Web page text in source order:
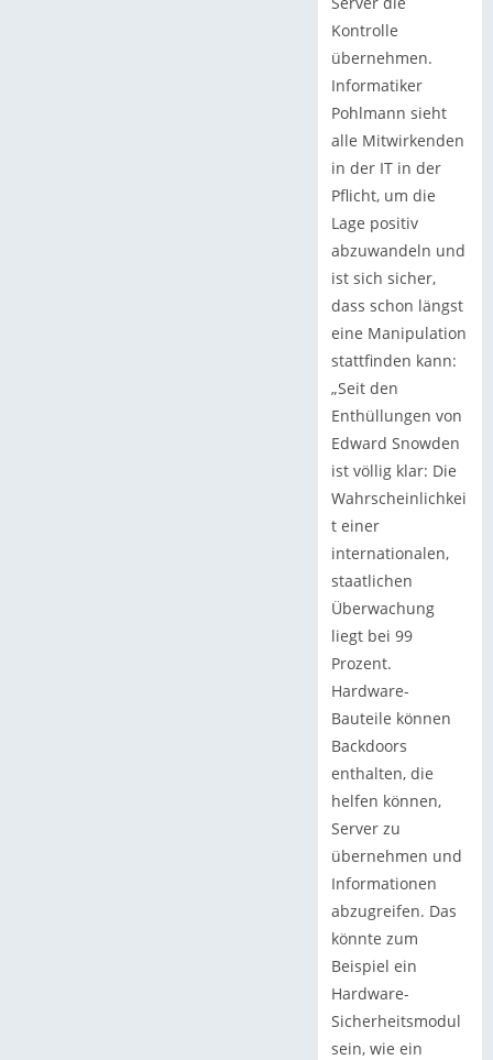
Kontrolle
übernehmen.
Informatiker
Pohlmann sieht
alle Mitwirkenden
in der IT in der
Pflicht, um die
Lage positiv
abzuwandeln und
ist sich sicher,
dass schon längst
eine Manipulation
stattfinden kann:
„Seit den
Enthüllungen von
Edward Snowden
ist völlig klar: Die
Wahrscheinlichkei
t einer
internationalen,
staatlichen
Überwachung
liegt bei 99
Prozent.
Hardware-
Bauteile können
Backdoors
enthalten, die
helfen können,
Server zu
übernehmen und
Informationen
abzugreifen. Das
könnte zum
Beispiel ein
Hardware-
Sicherheitsmodul
sein, wie ein